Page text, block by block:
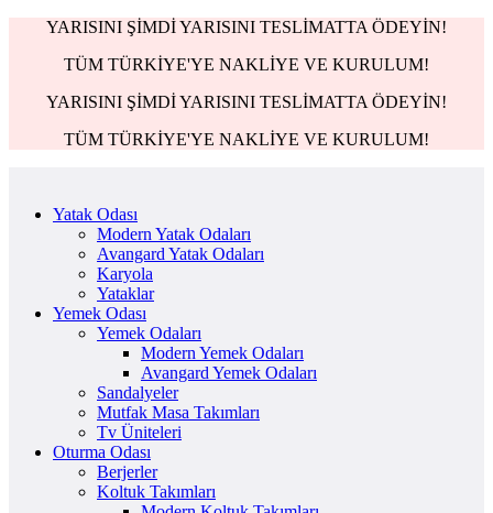
YARISINI ŞİMDİ YARISINI TESLİMATTA ÖDEYİN!
TÜM TÜRKİYE'YE NAKLİYE VE KURULUM!
YARISINI ŞİMDİ YARISINI TESLİMATTA ÖDEYİN!
TÜM TÜRKİYE'YE NAKLİYE VE KURULUM!
Yatak Odası
Modern Yatak Odaları
Avangard Yatak Odaları
Karyola
Yataklar
Yemek Odası
Yemek Odaları
Modern Yemek Odaları
Avangard Yemek Odaları
Sandalyeler
Mutfak Masa Takımları
Tv Üniteleri
Oturma Odası
Berjerler
Koltuk Takımları